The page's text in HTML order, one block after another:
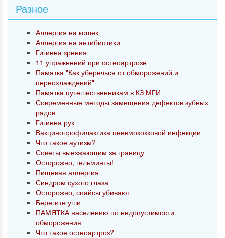
Разное
Аллергия на кошек
Аллергия на антибиотики
Гигиена зрения
11 упражнений при остеоартрозе
Памятка "Как уберечься от обморожений и
переохлаждений"
Памятка путешественникам в КЗ МГИ
Современные методы замещения дефектов зубных
рядов
Гигиена рук
Вакцинопрофилактика пневмококковой инфекции
Что такое аутизм?
Советы выезжающим за границу
Осторожно, гельминты!
Пищевая аллергия
Синдром сухого глаза
Осторожно, спайсы убивают
Берегите уши
ПАМЯТКА населению по недопустимости
обморожения
Что такое остеоартроз?